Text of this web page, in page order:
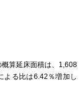
算延床面積は、1,608
よる比は6.42％増加し